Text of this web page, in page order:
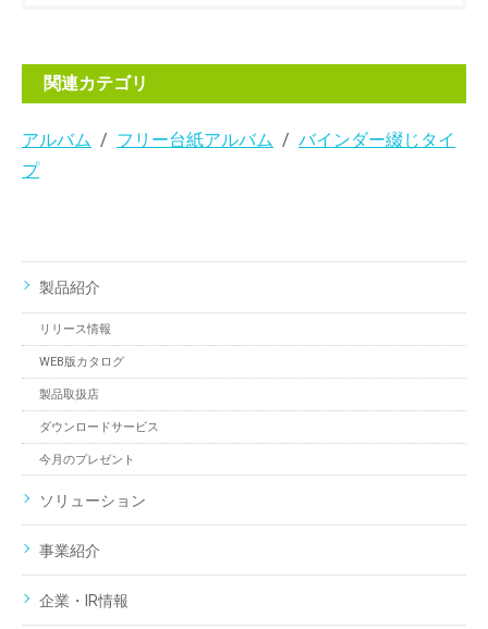
関連カテゴリ
アルバム フリー台紙アルバム
バインダー綴じタイ
プ
製品紹介
リリース情報
WEB版カタログ
製品取扱店
ダウンロードサービス
今月のプレゼント
ソリューション
事業紹介
企業・IR情報